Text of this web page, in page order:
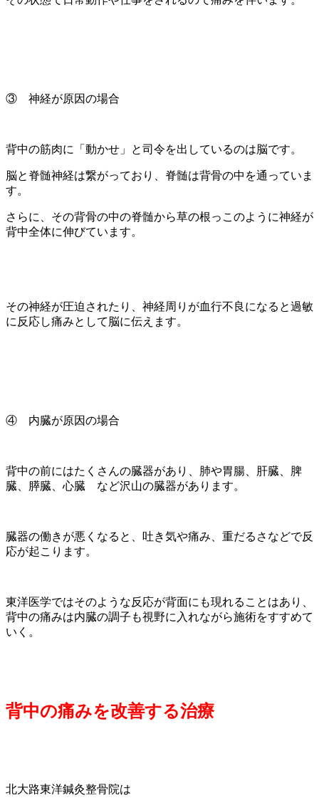
③ 神経が原因の場合
背中の筋肉に「動かせ」と司令を出しているのは脳です。
脳と脊髄神経は繋がっており、脊髄は背骨の中を通っていま
す。
さらに、その背骨の中の脊髄から草の根っこのように神経が
背中全体に伸びています。
その神経が圧迫されたり、神経周りが血行不良になると過敏
に反応し痛みとして脳に伝えます。
④ 内臓が原因の場合
背中の前にはたくさんの臓器があり、肺や胃腸、肝臓、脾
臓、膵臓、心臓 など沢山の臓器があります。
臓器の働きが悪くなると、吐き気や痛み、重だるさなどで反
応が起こります。
東洋医学ではそのような反応が背面にも現れることはあり、
背中の痛みは内臓の調子も視野に入れながら施術をすすめて
いく。
背中の痛みを改善する治療
北大路東洋鍼灸整骨院は